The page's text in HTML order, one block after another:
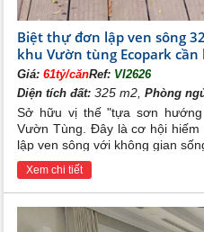
Biệt thự đơn lập ven sông
khu Vườn tùng Ecopark cần
Giá:61tỷ/cănRef: VI2626
Diện tích đất: 325 m2,Phòng
Sở hữu vị thế "tựa sơn
Vườn Tùng. Đây là cơ hội
lập ven sông với không gian
Xem chi tiết